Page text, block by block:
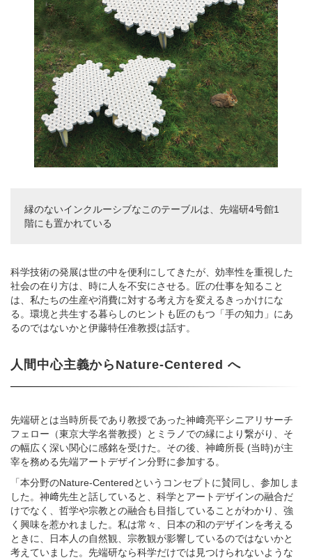
縁のないインクルーシブなこのテーブルは、先端研4号館1
階にも置かれている
科学技術の発展は世の中を便利にしてきたが、効率性を重視した
社会の在り方は、時に人を不安にさせる。匠の仕事を知ること
は、私たちの生産や消費に対する考え方を変えるきっかけにな
る。環境と共生する暮らしのヒントも匠のもつ「手の知力」にあ
るのではないかと伊藤特任准教授は話す。
人間中心主義からNature-Centered へ
先端研とは当時所長であり教授であった神﨑亮平シニアリサーチ
フェロー（東京大学名誉教授）とミラノでの縁により繋がり、そ
の幅広く深い関心に感銘を受けた。その後、神﨑所長 (当時)が主
宰を務める先端アートデザイン分野に参加する。
「本分野のNature-Centeredというコンセプトに賛同し、参加しま
した。神﨑先生と話していると、科学とアートデザインの融合だ
けでなく、哲学や宗教との融合も目指していることがわかり、強
く興味を惹かれました。私は常々、日本の和のデザインを考える
ときに、日本人の自然観、宗教観が影響しているのではないかと
考えていました。先端研なら科学だけでは見つけられないような